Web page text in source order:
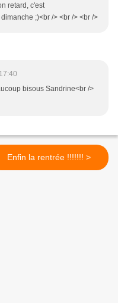
retard, c'est
;)<br /> <br /> <br />
bisous Sandrine<br />
Enfin la rentrée !!!!!!! >